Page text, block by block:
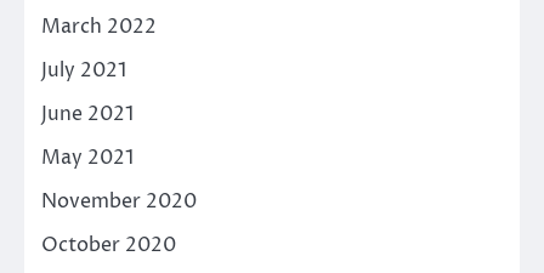
March 2022
July 2021
June 2021
May 2021
November 2020
October 2020